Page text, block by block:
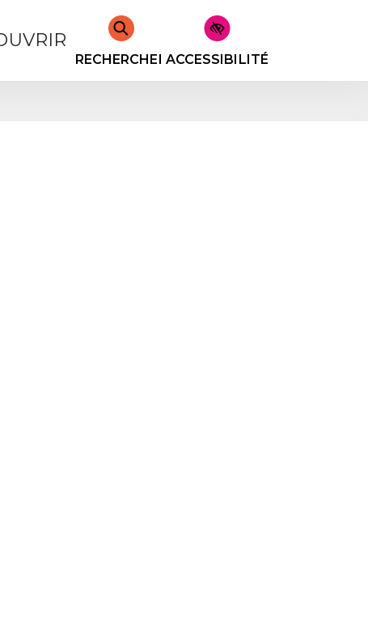
RECHERCHERACCESSIBILITÉ